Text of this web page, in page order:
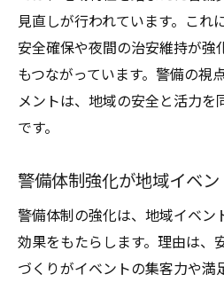
見直しが行われています。これ
安全確保や夜間の治安維持が強
もつながっています。警備の視
メントは、地域の安全と活力を
です。
警備体制強化が地域イベ
警備体制の強化は、地域イベン
効果をもたらします。理由は、
づくりがイベントの集客力や満